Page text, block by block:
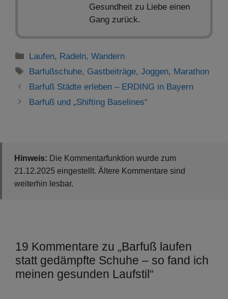
Gesundheit zu Liebe einen
Gang zurück.
Kategorien
Laufen, Radeln, Wandern
Schlagwörter
Barfußschuhe, Gastbeiträge,Joggen, Marathon
Barfuß Städte erleben – ERDING in Bayern
Barfuß und „Shifting Baselines“
Hinweis: Die Kommentarfunktion wurde zum
21.12.2025 eingestellt. Ältere Kommentare sind
weiterhin lesbar.
19 Kommentare zu „Barfuß laufen
statt gedämpfte Schuhe – so fand ich
meinen gesunden Laufstil“